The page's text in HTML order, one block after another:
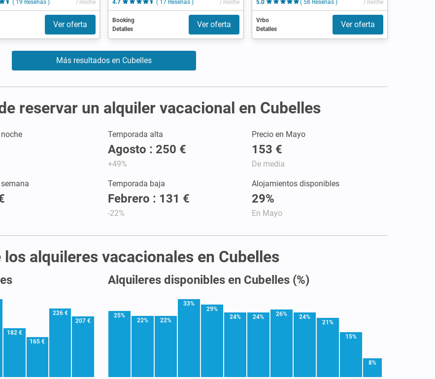
( 19 Reseñas ) / noche
Ver oferta
4.7
( 17 Reseñas ) / noche
Booking
Detalles
Ver oferta
5.0
( 58 Reseñas ) / noche
Vrbo
Detalles
Ver oferta
Más resultados en Cubelles
reservar un alquiler vacacional en Cubelles
Temporada alta
Agosto : 250 €
+49%
Precio en Mayo
153 €
De media
Temporada baja
Febrero : 131 €
-22%
Alojamientos disponibles
29%
En Mayo
alquileres vacacionales en Cubelles
182 €
165 €
226 €
207 €
Alquileres disponibles en Cubelles (%)
25%
22% 22%
33%
29%
24% 24% 26% 24%
21%
15%
8%